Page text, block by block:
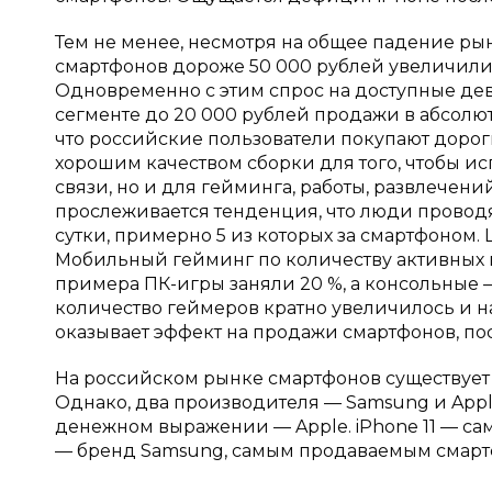
Тем не менее, несмотря на общее падение
смартфонов дороже 50 000 рублей
Одновременно с этим спрос на доступные
сегменте до 20 000 рублей продажи в
что российские пользователи покупают
хорошим качеством сборки для того, чтобы
связи, но и для гейминга, работы,
прослеживается тенденция, что люди
сутки, примерно 5 из которых за
Мобильный гейминг по количеству активных
примера ПК-игры заняли 20 %, а консольные
количество геймеров кратно увеличилось и
оказывает эффект на продажи смартфонов,
На российском рынке смартфонов
Однако, два производителя — Samsung и
денежном выражении — Apple. iPhone 11 —
— бренд Samsung, самым продаваемым